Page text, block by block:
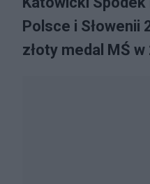
Polsce i Słowenii
złoty medal MŚ